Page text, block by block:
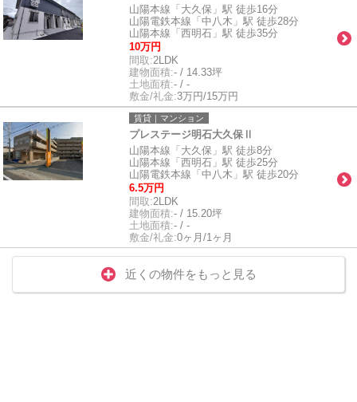
山陽本線「大久保」駅 徒歩16分
山陽電鉄本線「中八木」駅 徒歩28分
山陽本線「西明石」駅 徒歩35分
10万円
間取:2LDK
建物面積:- / 14.33坪
土地面積:- / -
敷金/礼金:3万円/15万円
賃貸｜マンション
プレステージ明石大久保Ⅱ
山陽本線「大久保」駅 徒歩8分
山陽本線「西明石」駅 徒歩25分
山陽電鉄本線「中八木」駅 徒歩20分
6.5万円
間取:2LDK
建物面積:- / 15.20坪
土地面積:- / -
敷金/礼金:0ヶ月/1ヶ月
近くの物件をもっと見る